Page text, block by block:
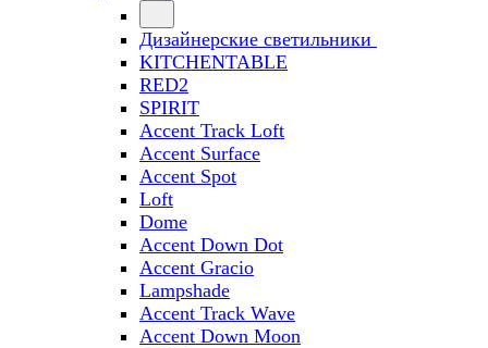
Дизайнерские светильники
KITCHENTABLE
RED2
SPIRIT
Accent Track Loft
Accent Surface
Accent Spot
Loft
Dome
Accent Down Dot
Accent Gracio
Lampshade
Accent Track Wave
Accent Down Moon